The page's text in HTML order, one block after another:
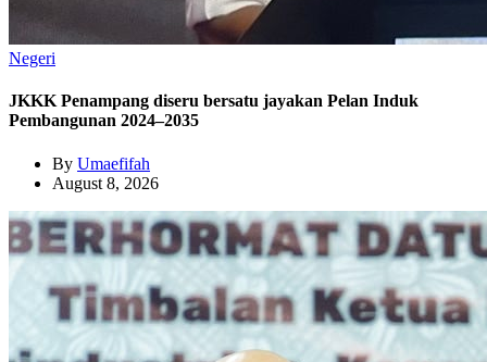
Negeri
JKKK Penampang diseru bersatu jayakan Pelan Induk
Pembangunan 2024–2035
By Umaefifah
August 8, 2026